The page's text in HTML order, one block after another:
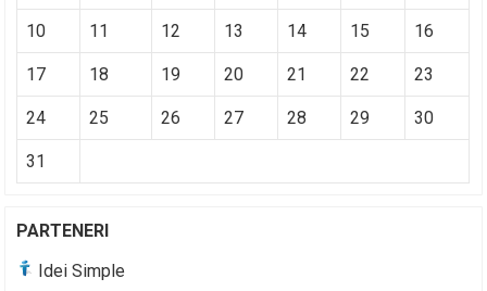
10 11 12 13 14 15 16
17 18 19 20 21 22 23
24 25 26 27 28 29 30
31
PARTENERI
Idei Simple